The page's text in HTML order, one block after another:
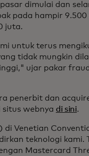
dimulai dan
pada hampir 9.500
juta.
untuk terus
tidak mungkin
ujar pakar
penerbit dan
webnya di sini.
Venetian
teknologi kami.
Mastercard